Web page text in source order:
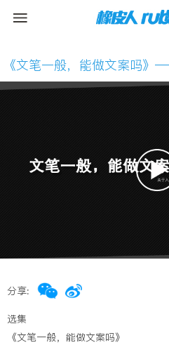
《文笔一般，能做文案吗
分享:
选集
《文笔一般，能做文案吗》